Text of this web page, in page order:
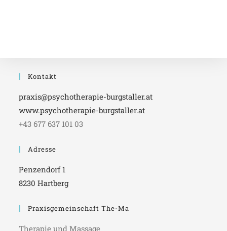
Kontakt
praxis@psychotherapie-burgstaller.at
www.psychotherapie-burgstaller.at
+43 677 637 101 03
Adresse
Penzendorf 1
8230 Hartberg
Praxisgemeinschaft The-Ma
Therapie und Massage